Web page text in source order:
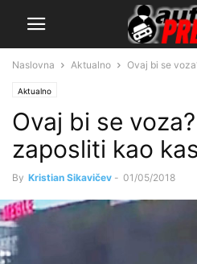
Naslovna Aktualno Ovaj bi se
Aktualno
Ovaj bi se
zaposliti kao
By Kristian Sikavičev - 01/05/2018